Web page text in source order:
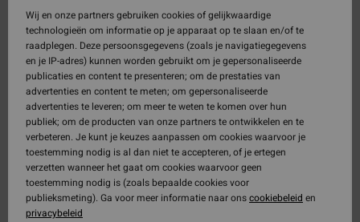
Onze mannelijke atleten
Team Billabong: elite boardriding-atleten, verenigd
door inzet op elk terrein. Volg onze mannelijke
atleten, beleef hun beste sessies opnieuw en
ontdek de technische uitrusting die hen
ondersteunt in de meest veeleisende
omstandigheden.
Surf
Ontdek de 42 atleten
Wij en onze partners gebruiken cookies of gelijkwaardige
technologieën om informatie op je apparaat op te slaan en/of te
raadplegen. Deze persoonsgegevens (zoals je navigatiegegevens
en je IP-adres) kunnen worden gebruikt om je gepersonaliseerde
publicaties en content te presenteren; om de prestaties van
advertenties en content te meten; om gepersonaliseerde
advertenties te leveren; om meer te weten te komen over hun
publiek; om de producten van onze partners te ontwikkelen en te
verbeteren. Je kunt je keuzes aanpassen om cookies waarvoor je
toestemming nodig is al dan niet te accepteren, of je ertegen
verzetten wanneer het gaat om cookies waarvoor geen
toestemming nodig is (zoals bepaalde cookies voor
publieksmeting). Ga voor meer informatie naar onscookiebeleid en
privacybeleid